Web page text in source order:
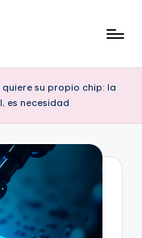
su propio chip: la
es necesidad